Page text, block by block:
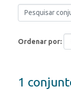
Ordenar por
1